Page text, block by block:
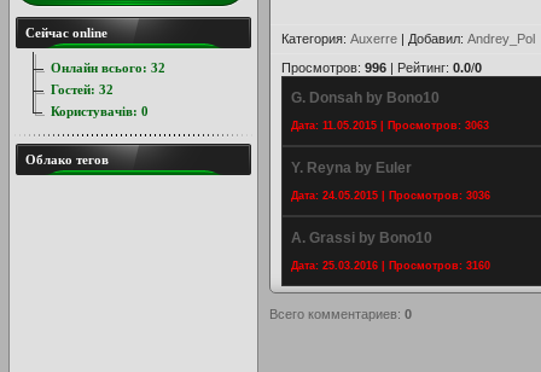
Категория: Auxerre | Добавил: Andrey_Pol
Просмотров: 996 | Рейтинг: 0.0/0
G. Donsah by Bono10
Дата: 11.05.2015 | Просмотров: 3063
Y. Reyna by Euler
Дата: 24.05.2015 | Просмотров: 3036
A. Grassi by Bono10
Дата: 25.03.2016 | Просмотров: 3160
Всего комментариев: 0
Сейчас online
Онлайн всього: 32
Гостей: 32
Користувачів: 0
Облако тегов